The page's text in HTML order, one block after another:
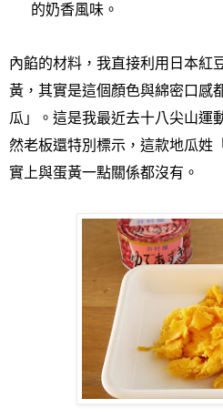
的奶香風味。
內餡的材料，我直接利用日本紅
黃，其實是這個顏色與綿密口感
瓜」
。這是我最近去十八尖山運
然老板還特別標示，這款地瓜姓
實上與蛋黃一點關係都沒有。